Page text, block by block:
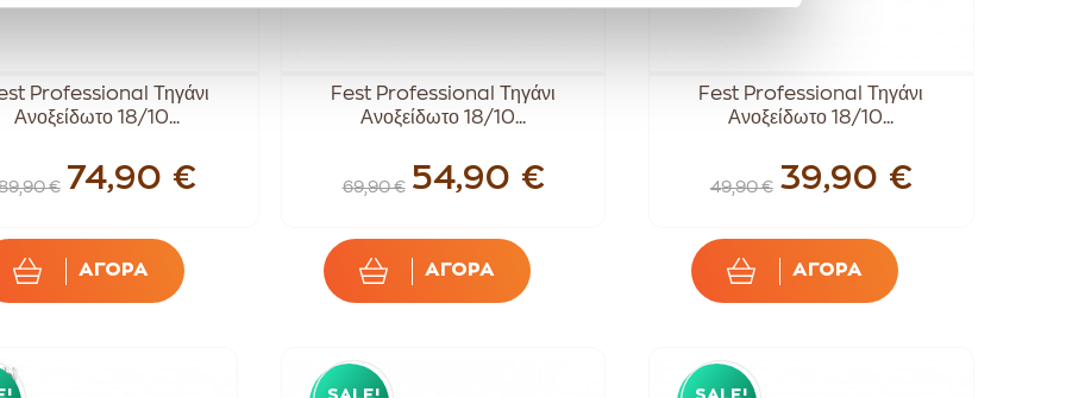
Professional Τηγάνι
Ανοξείδωτο 18/10...
€ 74,90 €
ΑΓΟΡΑ
Fest Professional Τηγάνι
Ανοξείδωτο 18/10...
69,90 € 54,90 €
ΑΓΟΡΑ
Fest Professional Τηγάνι
Ανοξείδωτο 18/10...
49,90 € 39,90 €
ΑΓΟΡΑ